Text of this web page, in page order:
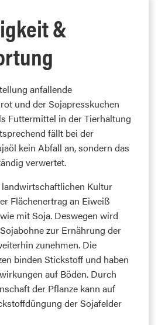
&
anfallende
und der Sojapresskuchen
Futtermittel in der Tierhaltung
fällt bei der
kein Abfall an, sondern das
verwertet.
Kultur
Flächenertrag an Eiweiß
mit Soja. Deswegen wird
zur Ernährung der
zunehmen. Die
binden Stickstoff und haben
auf Böden. Durch
der Pflanze kann auf
der Sojafelder